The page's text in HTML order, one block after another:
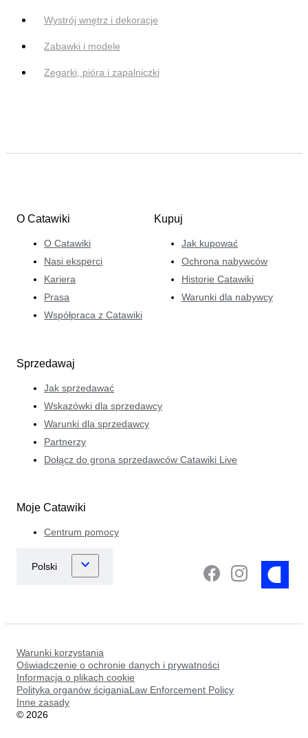
Wystrój wnętrz i dekoracje
Zabawki i modele
Zegarki, pióra i zapalniczki
O Catawiki
O Catawiki
Nasi eksperci
Kariera
Prasa
Współpraca z Catawiki
Kupuj
Jak kupować
Ochrona nabywców
Historie Catawiki
Warunki dla nabywcy
Sprzedawaj
Jak sprzedawać
Wskazówki dla sprzedawcy
Warunki dla sprzedawcy
Partnerzy
Dołącz do grona sprzedawców Catawiki Live
Moje Catawiki
Centrum pomocy
Warunki korzystania
Oświadczenie o ochronie danych i prywatności
Informacja o plikach cookie
Polityka organów ściganiaLaw Enforcement Policy
Inne zasady
© 2026